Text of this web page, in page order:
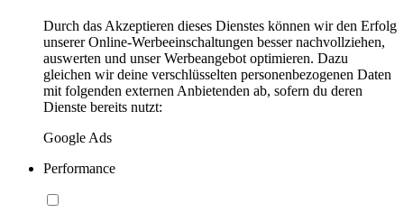
Durch das Akzeptieren dieses Dienstes können wir den Erfolg
unserer Online-Werbeeinschaltungen besser nachvollziehen,
auswerten und unser Werbeangebot optimieren. Dazu
gleichen wir deine verschlüsselten personenbezogenen Daten
mit folgenden externen Anbietenden ab, sofern du deren
Dienste bereits nutzt:
Google Ads
Performance